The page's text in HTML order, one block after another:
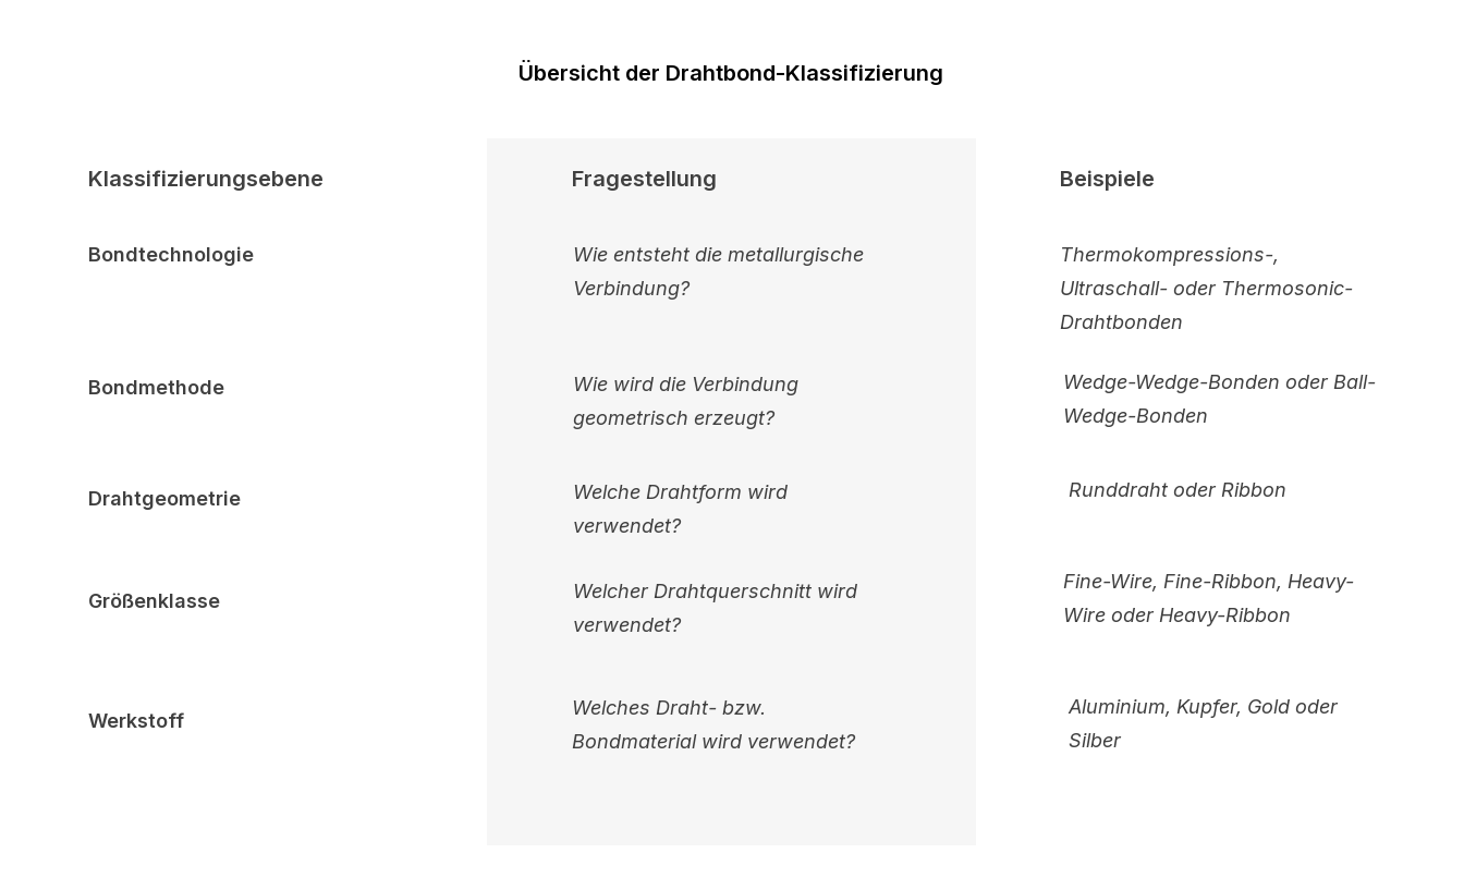
Übersicht der Drahtbond-Klassifizierung
Klassifizierungsebene
Bondtechnologie
Bondmethode
Drahtgeometrie
Größenklasse
Werkstoff
Fragestellung
Wie entsteht die metallurgische
Verbindung?
Wie wird die Verbindung
geometrisch erzeugt?
Welche Drahtform wird
verwendet?
Welcher Drahtquerschnitt wird
verwendet?
Welches Draht- bzw.
Bondmaterial wird verwendet?
Beispiele
Thermokompressions-,
Ultraschall- oder Thermosonic-
Drahtbonden
Wedge-Wedge-Bonden oder Ball-
Wedge-Bonden
Runddraht oder Ribbon
Fine-Wire, Fine-Ribbon, Heavy-
Wire oder Heavy-Ribbon
Aluminium, Kupfer, Gold oder
Silber